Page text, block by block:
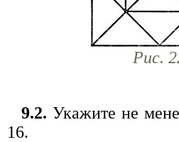
Рис.
9.2. Укажите не
16.